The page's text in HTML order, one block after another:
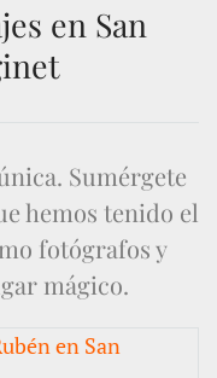
en San
Sumérgete
hemos tenido el
fotógrafos y
mágico.